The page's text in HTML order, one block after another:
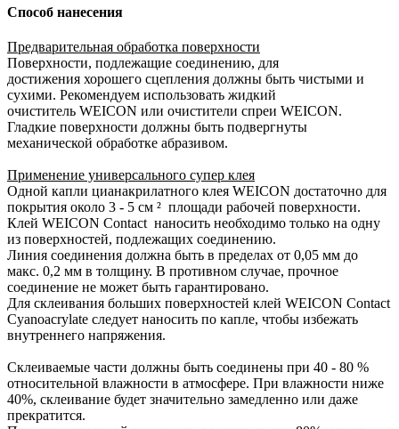
Способ нанесения
Предварительная обработка поверхности
Поверхности, подлежащие соединению, для
достижения хорошего сцепления должны быть чистыми и
сухими. Рекомендуем использовать жидкий
очиститель WEICON или очистители спреи WEICON.
Гладкие поверхности должны быть подвергнуты
механической обработке абразивом.
Применение универсального супер клея
Одной капли цианакрилатного клея WEICON достаточно для
покрытия около 3 - 5 см ² площади рабочей поверхности.
Клей WEICON Contact наносить необходимо только на одну
из поверхностей, подлежащих соединению.
Линия соединения должна быть в пределах от 0,05 мм до
макс. 0,2 мм в толщину. В противном случае, прочное
соединение не может быть гарантировано.
Для склеивания больших поверхностей клей WEICON Contact
Cyanoacrylate следует наносить по капле, чтобы избежать
внутреннего напряжения.
Склеиваемые части должны быть соединены при 40 - 80 %
относительной влажности в атмосфере. При влажности ниже
40%, склеивание будет значительно замедленно или даже
прекратится.